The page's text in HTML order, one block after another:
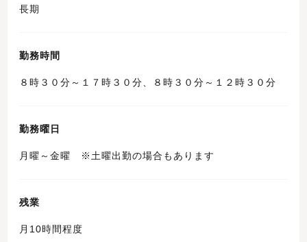
長期
勤務時間
８時３０分～１７時３０分、８時３０分～１２時３０分
勤務曜日
月曜～金曜 ※土曜出勤の場合もあります
残業
月10時間程度